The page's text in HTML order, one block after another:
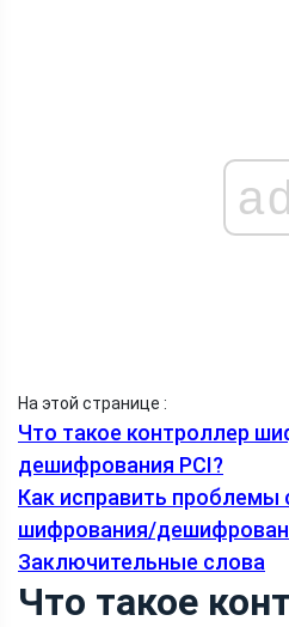
На этой странице :
Что такое контроллер
дешифрования PCI?
Как исправить проблемы
шифрования/
Заключительные слова
Что такое